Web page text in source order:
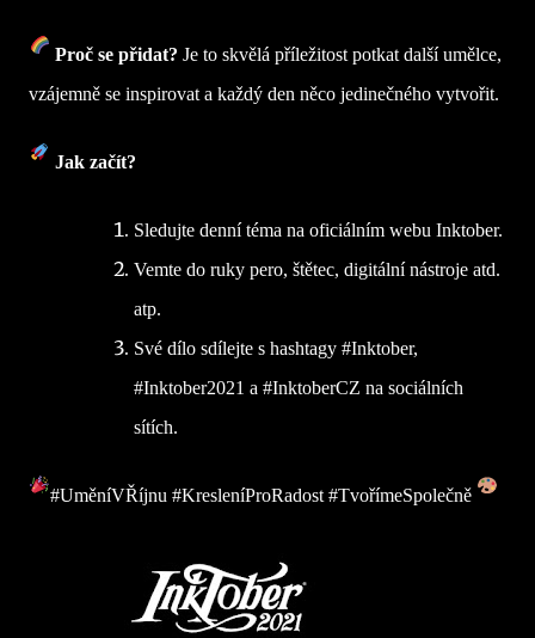
Proč se přidat? Je to skvělá příležitost potkat další umělce,
vzájemně se inspirovat a každý den něco jedinečného vytvořit.
Jak začít?
Sledujte denní téma na oficiálním webu Inktober.
Vemte do ruky pero, štětec, digitální nástroje atd.
atp.
Své dílo sdílejte s hashtagy #Inktober,
#Inktober2021 a #InktoberCZ na sociálních
sítích.
#UměníVŘíjnu #KresleníProRadost #TvořímeSpolečně